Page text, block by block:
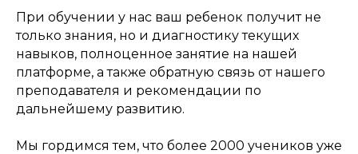
При обучении у нас ваш ребенок получит не
только знания, но и диагностику текущих
навыков, полноценное занятие на нашей
платформе, а также обратную связь от нашего
преподавателя и рекомендации по
дальнейшему развитию.
Мы гордимся тем, что более 2000 учеников уже